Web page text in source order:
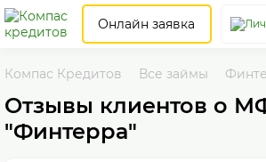
Онлайн заявка
Компас Кредитов Все займы
Отзывы клиентов о
"Финтерра"